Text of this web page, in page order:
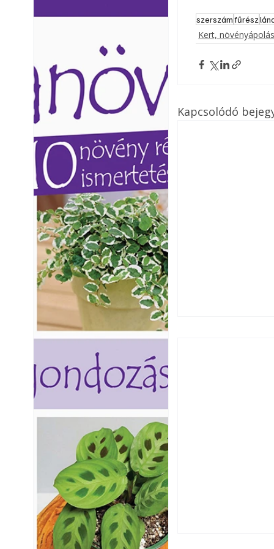
Ezermester
Laptapir kényelmes
mert: – t
szerszámfűrész
Kert, növényápolás
Kapcsolódó